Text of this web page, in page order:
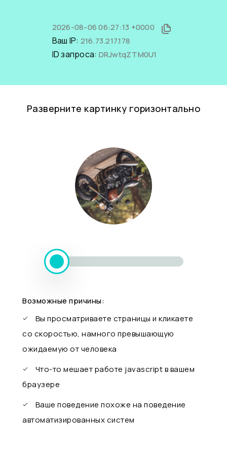
2026-08-06 06:27:13 +0000
Ваш IP: 216.73.217.178
ID запроса: DRJwtqZTM0U1
Разверните картинку горизонтально
Возможные причины:
Вы просматриваете страницы и кликаете
со скоростью, намного превышающую
ожидаемую от человека
Что-то мешает работе javascript в вашем
браузере
Ваше поведение похоже на поведение
автоматизированных систем